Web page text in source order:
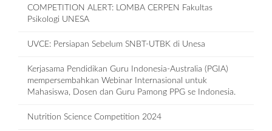
COMPETITION ALERT: LOMBA CERPEN Fakultas
Psikologi UNESA
UVCE: Persiapan Sebelum SNBT-UTBK di Unesa
Kerjasama Pendidikan Guru Indonesia-Australia (PGIA)
mempersembahkan Webinar Internasional untuk
Mahasiswa, Dosen dan Guru Pamong PPG se Indonesia.
Nutrition Science Competition 2024